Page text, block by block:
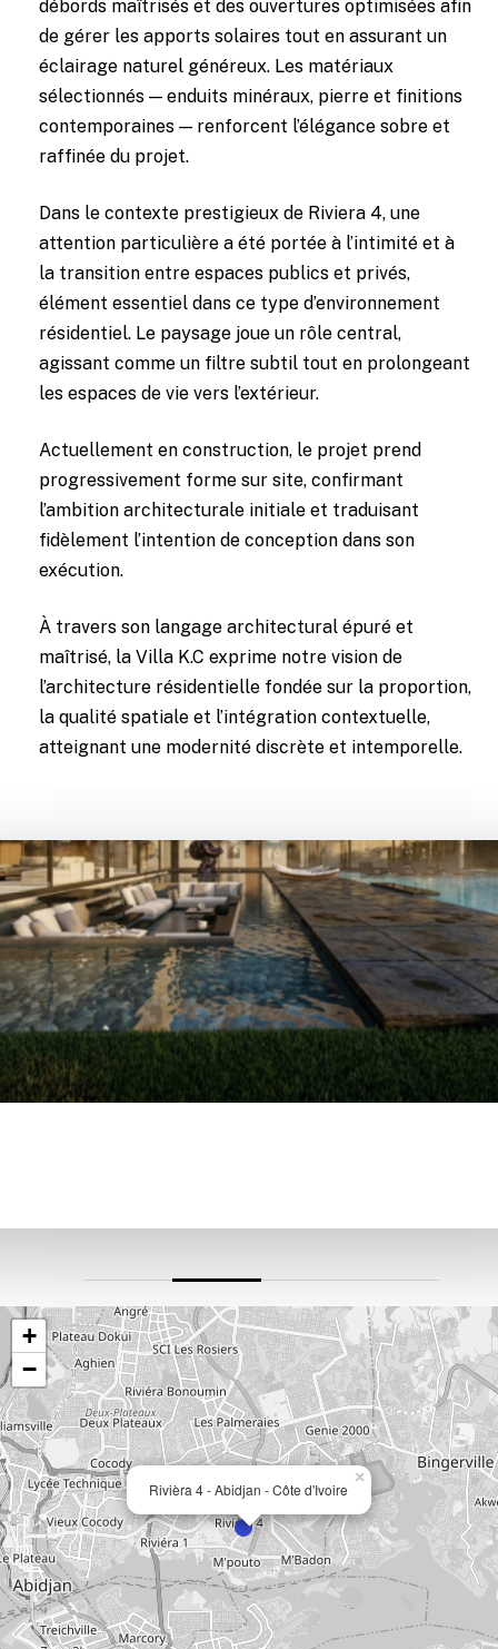
débords maîtrisés et des ouvertures optimisées afin
de gérer les apports solaires tout en assurant un
éclairage naturel généreux. Les matériaux
sélectionnés — enduits minéraux, pierre et finitions
contemporaines — renforcent l’élégance sobre et
raffinée du projet.
Dans le contexte prestigieux de Riviera 4, une
attention particulière a été portée à l’intimité et à
la transition entre espaces publics et privés,
élément essentiel dans ce type d’environnement
résidentiel. Le paysage joue un rôle central,
agissant comme un filtre subtil tout en prolongeant
les espaces de vie vers l’extérieur.
Actuellement en construction, le projet prend
progressivement forme sur site, confirmant
l’ambition architecturale initiale et traduisant
fidèlement l’intention de conception dans son
exécution.
À travers son langage architectural épuré et
maîtrisé, la Villa K.C exprime notre vision de
l’architecture résidentielle fondée sur la proportion,
la qualité spatiale et l’intégration contextuelle,
atteignant une modernité discrète et intemporelle.
Rivièra 4 - Abidjan - Côte d'Ivoire
×
+
−